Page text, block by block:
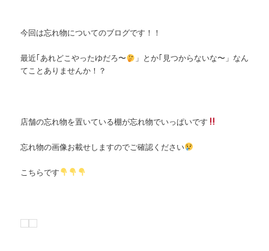
今回は忘れ物についてのブログです！！
最近｢あれどこやったゆだろ〜
」とか｢見つからないな〜」なん
てことありませんか！？
店舗の忘れ物を置いている棚が忘れ物でいっぱいです
忘れ物の画像お載せしますのでご確認ください
こちらです